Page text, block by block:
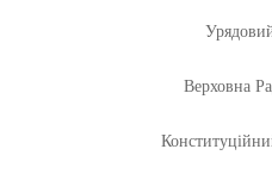
Верховна